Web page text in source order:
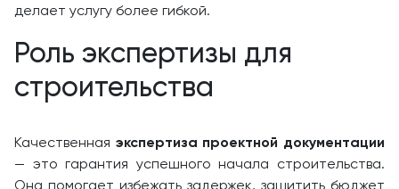
делает услугу более гибкой.
Роль экспертизы для
строительства
Качественная экспертиза проектной документации
— это гарантия успешного начала строительства.
Она помогает избежать задержек, защитить бюджет